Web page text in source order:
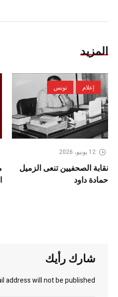
المزيد
إعلام تونس
12 يونيو، 2026
نقابة الصحفيين تنعى الزميل
حمادة داود
شارك رأيك
address will not be published.